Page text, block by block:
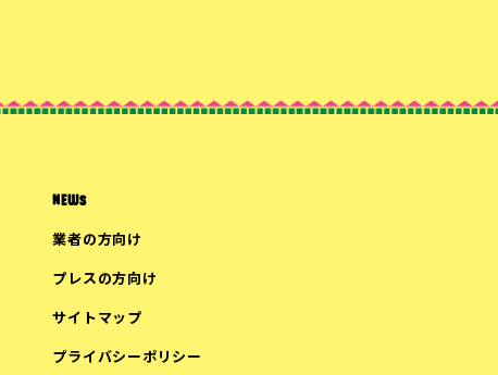
NEWS
業者の方向け
プレスの方向け
サイトマップ
プライバシーポリシー